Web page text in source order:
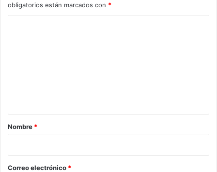
obligatorios están marcados con *
r
*
Nombre *
Correo electrónico *